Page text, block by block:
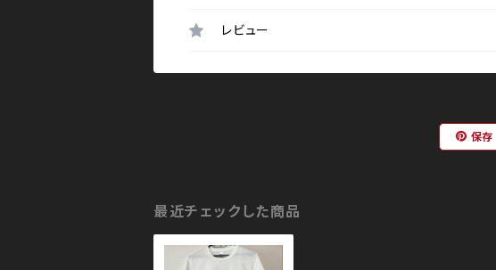
レビュー
保存
最近チェックした商品